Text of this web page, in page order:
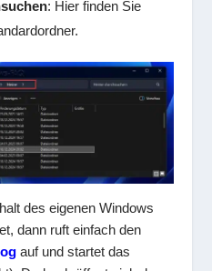
: Hier finden Sie
des eigenen Windows
dann ruft einfach den
auf und startet das